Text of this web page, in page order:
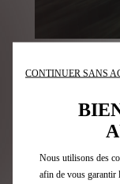
Politique
Découvrez
CONTINUER SANS
Nous utilisons des
afin de vous garantir